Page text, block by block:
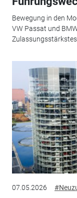
Bewegung in den
VW Passat und
Zulassungsstärkstes
07.05.2026